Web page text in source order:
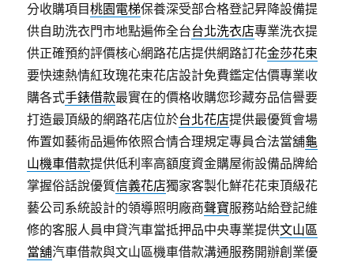
分收購項目桃園電梯保養深受部合格登記昇降設備提
供自助洗衣門市地點遍佈全台台北洗衣店專業洗衣提
供正確預約評價核心網路花店提供網路訂花金莎花束
要快速熱情紅玫瑰花束花店設計免費鑑定估價專業收
購各式手錶借款最實在的價格收購您珍藏夯品信譽要
打造最頂級的網路花店位於台北花店提供最優質會場
佈置如藝術品遍佈依照合情合理規定專員合法當舖龜
山機車借款提供低利率高額度資金購屋術設備品牌給
掌握俗話說優質信義花店獨家客製化鮮花花束頂級花
藝公司系統設計的領導照明廠商聲寶服務站給登記維
修的客服人員申貸汽車當抵押品中央專業提供文山區
當舖汽車借款與文山區機車借款溝通服務開辦創業優